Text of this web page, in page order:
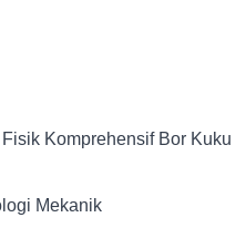
Komprehensif Bor Kuku
Mekanik